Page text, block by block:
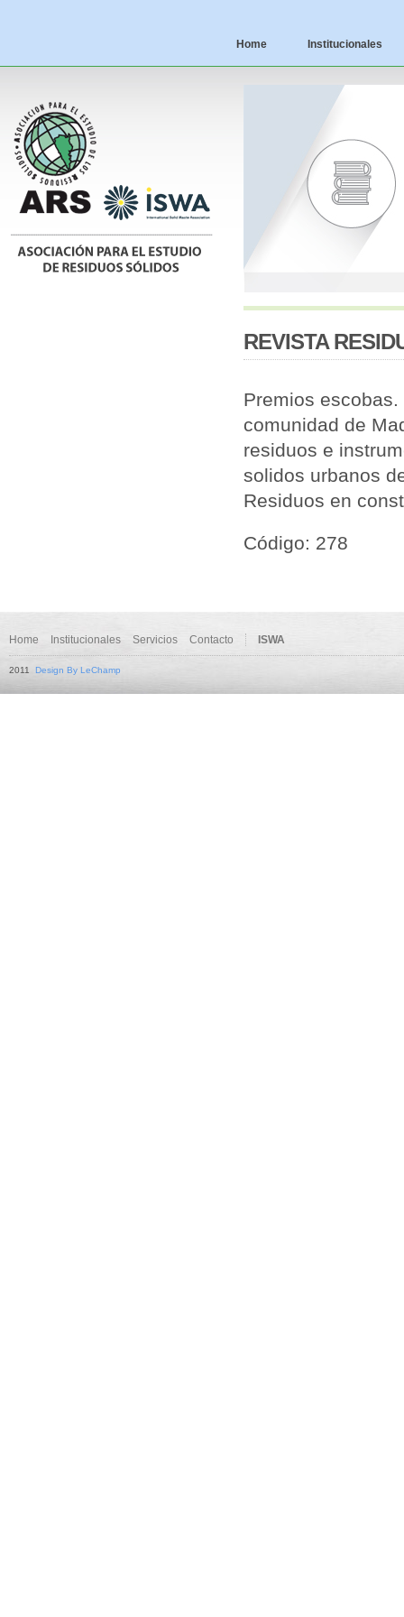
Home Institucionales
REVISTA
Premios
comunidad de
residuos e
solidos urbanos
Residuos en
Código: 278
Home Institucionales Servicios Contacto ISWA
2011 Design By LeChamp